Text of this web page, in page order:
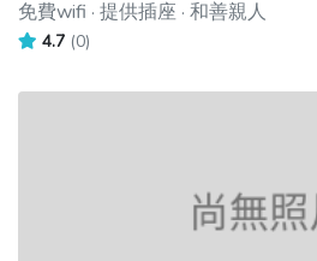
免費wifi · 提供插座 · 和善親人
4.7 (0)